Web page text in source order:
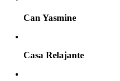
Can Yasmine
Casa Relajante